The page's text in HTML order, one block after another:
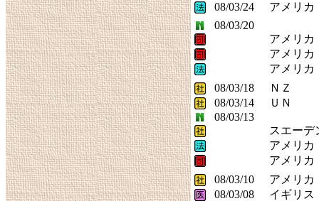
08/03/24
アメリカ
08/03/20
アメリカ
アメリカ
アメリカ
08/03/18
ＮＺ
08/03/14
ＵＮ
08/03/13
スエーデ
アメリカ
アメリカ
08/03/10
アメリカ
08/03/08
イギリス